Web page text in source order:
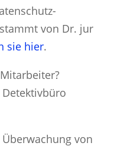
von Dr. jur
sie hier.
von